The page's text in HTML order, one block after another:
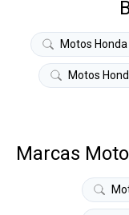
Motos
Motos
Marcas